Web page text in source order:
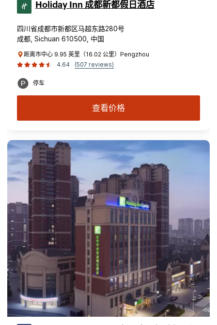
Holiday Inn 成都新都假日酒店
四川省成都市新都区马超东路280号
成都, Sichuan 610500, 中国
距离市中心 9.95 英里（16.02 公里）Pengzhou
4.64
(507 reviews)
停车
查看价格